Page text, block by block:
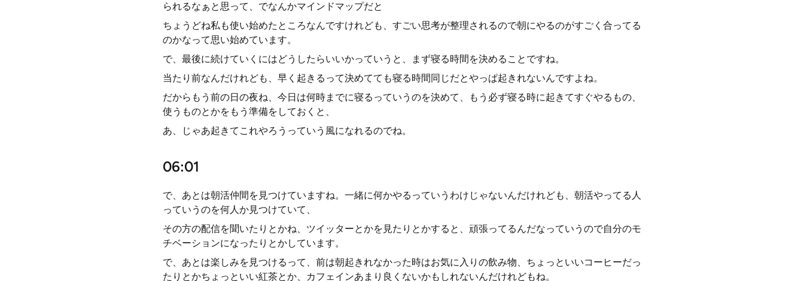
られるなぁと思って、でなんかマインドマップだと
ちょうどね私も使い始めたところなんですけれども、すごい思考が整理されるので朝にやるのがすごく合ってる
のかなって思い始めています。
で、最後に続けていくにはどうしたらいいかっていうと、まず寝る時間を決めることですね。
当たり前なんだけれども、早く起きるって決めてても寝る時間同じだとやっぱ起きれないんですよね。
だからもう前の日の夜ね、今日は何時までに寝るっていうのを決めて、もう必ず寝る時に起きてすぐやるもの、
使うものとかをもう準備をしておくと、
あ、じゃあ起きてこれやろうっていう風になれるのでね。
06:01
で、あとは朝活仲間を見つけていますね。一緒に何かやるっていうわけじゃないんだけれども、朝活やってる人
っていうのを何人か見つけていて、
その方の配信を聞いたりとかね、ツイッターとかを見たりとかすると、頑張ってるんだなっていうので自分のモ
チベーションになったりとかしています。
で、あとは楽しみを見つけるって、前は朝起きれなかった時はお気に入りの飲み物、ちょっといいコーヒーだっ
たりとかちょっといい紅茶とか、カフェインあまり良くないかもしれないんだけれどもね。